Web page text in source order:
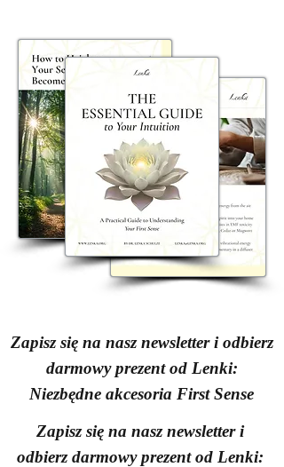
Zapisz się na nasz newsletter i odbierz
darmowy prezent od Lenki:
Niezbędne akcesoria First Sense
Zapisz się na nasz newsletter i
odbierz darmowy prezent od Lenki: